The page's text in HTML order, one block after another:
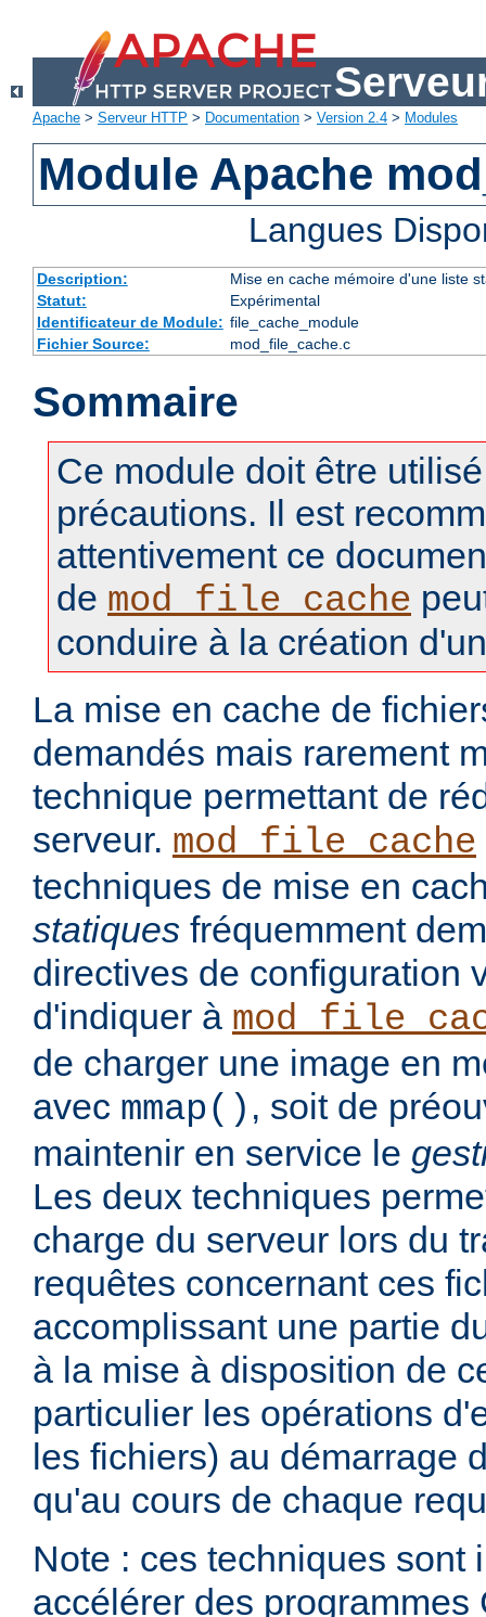
Apache > Serveur HTTP > Documentation > Version 2.4 > Modules
Module Apache
Langues
Description:
Mise en cache mémoire d'une liste
Statut:
Expérimental
Identificateur de Module: file_cache_module
Fichier Source:
mod_file_cache.c
Sommaire
Ce module doit être
précautions. Il est
attentivement ce
de mod_file_cache
conduire à la création
La mise en cache de
demandés mais rarement
technique permettant de
serveur. mod_file_cache
techniques de mise en
statiques fréquemment
directives de configuration
d'indiquer à
de charger une image en
avec mmap() , soit de
maintenir en service le
Les deux techniques
charge du serveur lors du
requêtes concernant ces
accomplissant une partie
à la mise à disposition de
particulier les opérations
les fichiers) au démarrage
qu'au cours de chaque
Note : ces techniques sont
accélérer des programmes